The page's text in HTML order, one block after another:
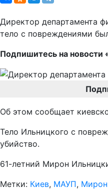
Директор департамента
тело с повреждениями
Подпишитесь на новости
Об этом сообщает
Тело Ильницкого с
убийство.
61-летний Мирон
Метки: Киев, МАУП,